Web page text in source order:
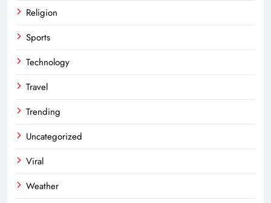
Religion
Sports
Technology
Travel
Trending
Uncategorized
Viral
Weather